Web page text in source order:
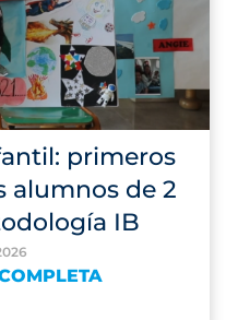
primeros
alumnos de 2
IB